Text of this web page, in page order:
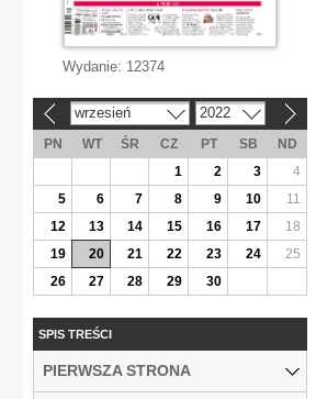
Wydanie: 12374
wrzesień 2022
PN WT ŚR CZ PT SB
ND
1
2 3
4
5
6 7 8 9 10
11
12
13 14 15 16 17
18
19
20 21 22 23 24
25
26
27 28 29 30
SPIS TREŚCI
PIERWSZA STRONA